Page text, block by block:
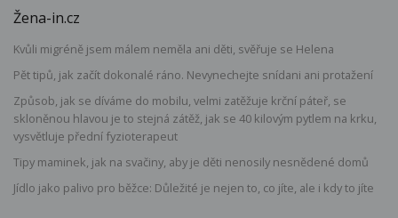
Žena-in.cz
Kvůli migréně jsem málem neměla ani děti, svěřuje se Helena
Pět tipů, jak začít dokonalé ráno. Nevynechejte snídani ani protažení
Způsob, jak se díváme do mobilu, velmi zatěžuje krční páteř, se
skloněnou hlavou je to stejná zátěž, jak se 40 kilovým pytlem na krku,
vysvětluje přední fyzioterapeut
Tipy maminek, jak na svačiny, aby je děti nenosily nesnědené domů
Jídlo jako palivo pro běžce: Důležité je nejen to, co jíte, ale i kdy to jíte